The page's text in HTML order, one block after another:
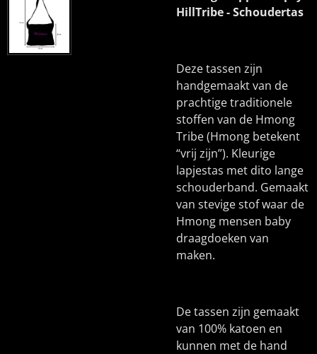
HillTribe - Schoudertas
Deze tassen zijn
handgemaakt van de
prachtige traditionele
stoffen van de Hmong
Tribe (Hmong betekent
“vrij zijn”). Kleurige
lapjestas met dito lange
schouderband. Gemaakt
van stevige stof waar de
Hmong mensen baby
draagdoeken van
maken.
De tassen zijn gemaakt
van 100% katoen en
kunnen met de hand